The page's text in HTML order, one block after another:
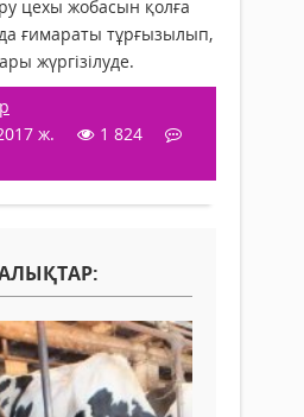
цехы жобасын қолға
ғимараты тұрғызылып,
жүргізілуде.
ж.
1 824